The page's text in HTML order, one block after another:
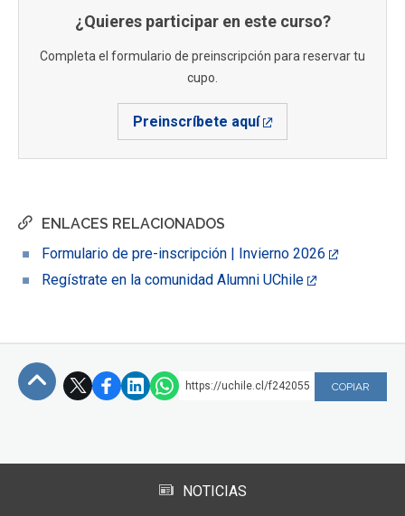
ENLACES RELACIONADOS
Formulario de pre-inscripción | Invierno 2026
Regístrate en la comunidad Alumni UChile
¿Quieres participar en este curso?
Completa el formulario de preinscripción para reservar tu
cupo.
Preinscríbete aquí
https://uchile.cl/f242055 COPIAR
NOTICIAS